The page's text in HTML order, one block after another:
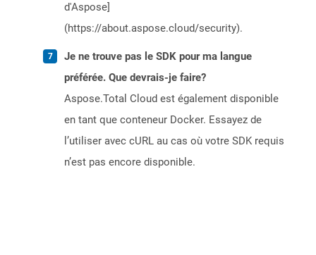
d'Aspose]
(https://about.aspose.cloud/security).
Je ne trouve pas le SDK pour ma langue
préférée. Que devrais-je faire?
Aspose.Total Cloud est également disponible
en tant que conteneur Docker. Essayez de
l’utiliser avec cURL au cas où votre SDK requis
n’est pas encore disponible.